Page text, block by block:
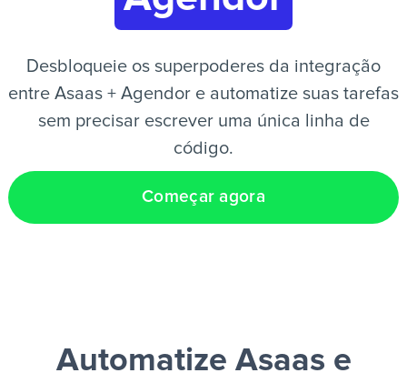
Desbloqueie os superpoderes da integração
entre Asaas + Agendor e automatize suas tarefas
sem precisar escrever uma única linha de
código.
Começar agora
Automatize Asaas e